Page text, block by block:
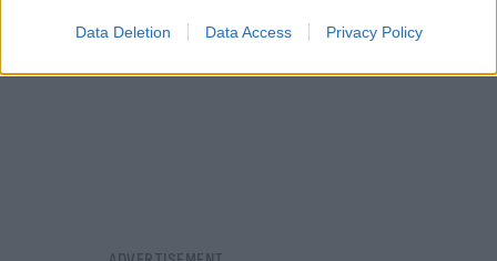
Data Deletion Data Access Privacy Policy